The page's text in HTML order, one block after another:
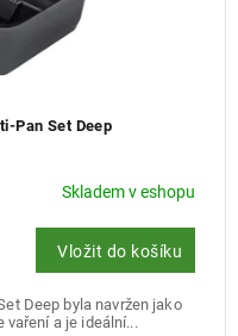
Pan Set Deep
Skladem v eshopu
Vložit do košíku
Deep byla navržen jako
vaření a je ideální...